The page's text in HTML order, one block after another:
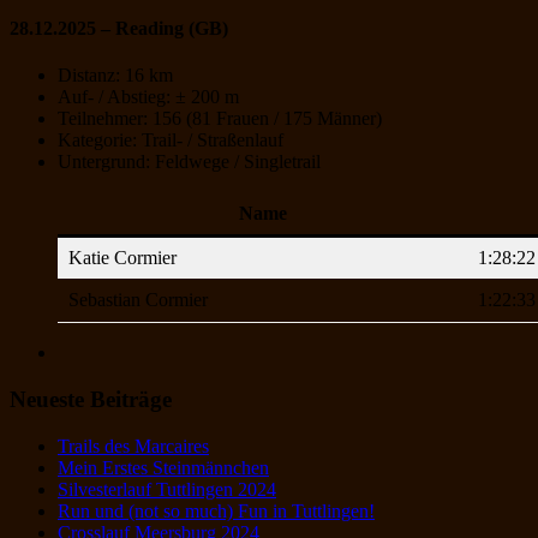
28.12.2025 – Reading (GB)
Distanz: 16 km
Auf- / Abstieg: ± 200 m
Teilnehmer: 156 (81 Frauen / 175 Männer)
Kategorie: Trail- / Straßenlauf
Untergrund: Feldwege / Singletrail
Name
Katie Cormier 1:28:22
Sebastian Cormier 1:22:33
Neueste Beiträge
Trails des Marcaires
Mein Erstes Steinmännchen
Silvesterlauf Tuttlingen 2024
Run und (not so much) Fun in Tuttlingen!
Crosslauf Meersburg 2024